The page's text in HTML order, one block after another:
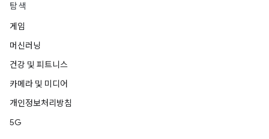
탐색
게임
머신러닝
건강 및 피트니스
카메라 및 미디어
개인정보처리방침
5G